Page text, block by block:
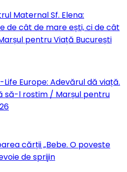
Maternal Sf. Elena:
de cât de mare ești, ci de cât
pentru Viață București
Life Europe: Adevărul dă viață.
să-l rostim / Marșul pentru
cărții „Bebe. O poveste
de sprijin